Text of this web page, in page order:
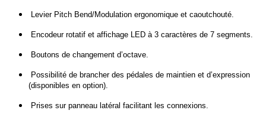
Levier Pitch Bend/Modulation ergonomique et caoutchouté.
Encodeur rotatif et affichage LED à 3 caractères de 7 segments.
Boutons de changement d’octave.
Possibilité de brancher des pédales de maintien et d’expression
(disponibles en option).
Prises sur panneau latéral facilitant les connexions.